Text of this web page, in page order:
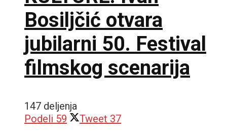
Bosiljčić otvara
jubilarni 50. Festival
filmskog scenarija
147 deljenja
Podeli 59 Tweet 37